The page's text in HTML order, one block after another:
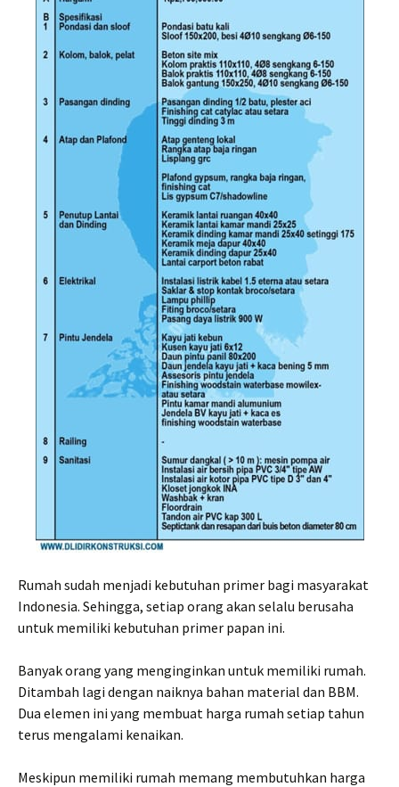
Rumah sudah menjadi kebutuhan primer bagi masyarakat
Indonesia. Sehingga, setiap orang akan selalu berusaha
untuk memiliki kebutuhan primer papan ini.
Banyak orang yang menginginkan untuk memiliki rumah.
Ditambah lagi dengan naiknya bahan material dan BBM.
Dua elemen ini yang membuat harga rumah setiap tahun
terus mengalami kenaikan.
Meskipun memiliki rumah memang membutuhkan harga